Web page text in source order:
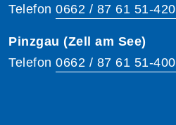
Telefon 0662 / 87 61 51-420
Pinzgau (Zell am See)
Telefon 0662 / 87 61 51-400